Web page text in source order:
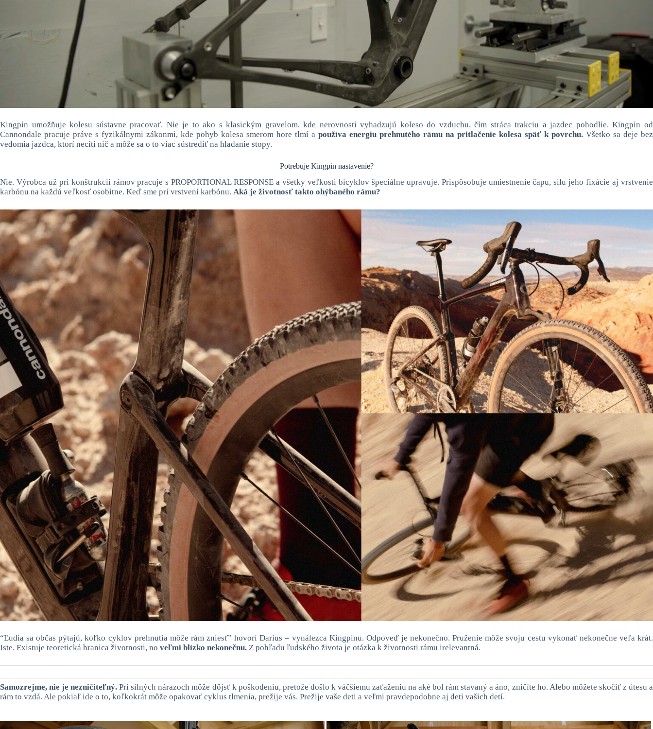
Kingpin umožňuje kolesu sústavne pracovať. Nie je to ako s klasickým gravelom, kde nerovnosti vyhadzujú koleso do vzduchu, čím stráca trakciu a jazdec pohodlie. Kingpin od
Cannondale pracuje práve s fyzikálnymi zákonmi, kde pohyb kolesa smerom hore tlmí a používa energiu prehnutého rámu na pritlačenie kolesa späť k povrchu. Všetko sa deje bez
vedomia jazdca, ktorí necíti nič a môže sa o to viac sústrediť na hladanie stopy.
Potrebuje Kingpin nastavenie?
Nie. Výrobca už pri konštrukcii rámov pracuje s PROPORTIONAL RESPONSE a všetky veľkosti bicyklov špeciálne upravuje. Prispôsobuje umiestnenie čapu, silu jeho fixácie aj vrstvenie
karbónu na každú veľkosť osobitne. Keď sme pri vrstvení karbónu. Aká je životnosť takto ohýbaného rámu?
“Ľudia sa občas pýtajú, koľko cyklov prehnutia môže rám zniesť” hovorí Darius – vynálezca Kingpinu. Odpoveď je nekonečno. Pruženie môže svoju cestu vykonať nekonečne veľa krát.
Iste. Existuje teoretická hranica životnosti, no veľmi blízko nekonečnu. Z pohľadu ľudského života je otázka k životnosti rámu irelevantná.
Samozrejme, nie je nezničiteľný. Pri silných nárazoch môže dôjsť k poškodeniu, pretože došlo k väčšiemu zaťaženiu na aké bol rám stavaný a áno, zničíte ho. Alebo môžete skočiť z útesu a
rám to vzdá. Ale pokiaľ ide o to, koľkokrát môže opakovať cyklus tlmenia, prežije vás. Prežije vaše deti a veľmi pravdepodobne aj deti vašich detí.